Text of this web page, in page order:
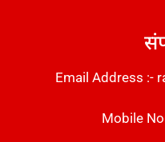
Email Address :-
Mobile